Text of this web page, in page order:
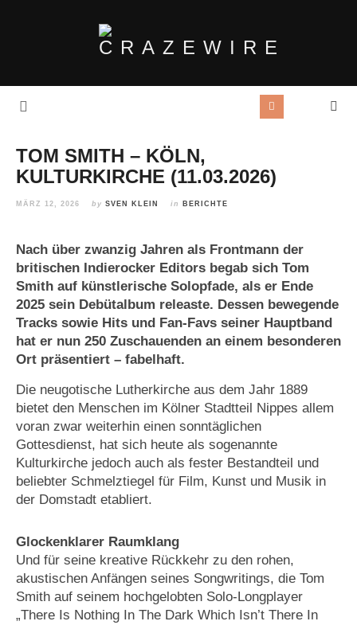
TOM SMITH – KÖLN,
KULTURKIRCHE (11.03.2026)
MÄRZ 12, 2026 by SVEN KLEIN in BERICHTE
Nach über zwanzig Jahren als Frontmann der
britischen Indierocker Editors begab sich Tom
Smith auf künstlerische Solopfade, als er Ende
2025 sein Debütalbum releaste. Dessen bewegende
Tracks sowie Hits und Fan-Favs seiner Hauptband
hat er nun 250 Zuschauenden an einem besonderen
Ort präsentiert – fabelhaft.
Die neugotische Lutherkirche aus dem Jahr 1889
bietet den Menschen im Kölner Stadtteil Nippes allem
voran zwar weiterhin einen sonntäglichen
Gottesdienst, hat sich heute als sogenannte
Kulturkirche jedoch auch als fester Bestandteil und
beliebter Schmelztiegel für Film, Kunst und Musik in
der Domstadt etabliert.
Glockenklarer Raumklang
Und für seine kreative Rückkehr zu den rohen,
akustischen Anfängen seines Songwritings, die Tom
Smith auf seinem hochgelobten Solo-Longplayer
„There Is Nothing In The Dark Which Isn’t There In